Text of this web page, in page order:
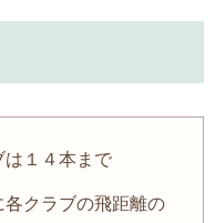
は１４本まで
クラブの飛距離の